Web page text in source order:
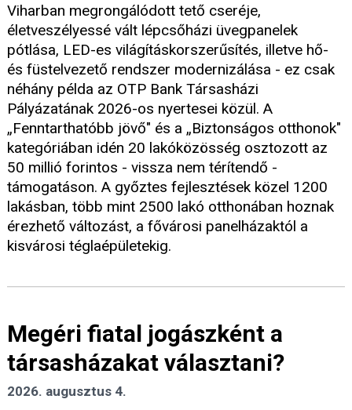
Viharban megrongálódott tető cseréje,
életveszélyessé vált lépcsőházi üvegpanelek
pótlása, LED-es világításkorszerűsítés, illetve hő-
és füstelvezető rendszer modernizálása - ez csak
néhány példa az OTP Bank Társasházi
Pályázatának 2026-os nyertesei közül. A
„Fenntarthatóbb jövő" és a „Biztonságos otthonok"
kategóriában idén 20 lakóközösség osztozott az
50 millió forintos - vissza nem térítendő -
támogatáson. A győztes fejlesztések közel 1200
lakásban, több mint 2500 lakó otthonában hoznak
érezhető változást, a fővárosi panelházaktól a
kisvárosi téglaépületekig.
Megéri fiatal jogászként a
társasházakat választani?
2026. augusztus 4.